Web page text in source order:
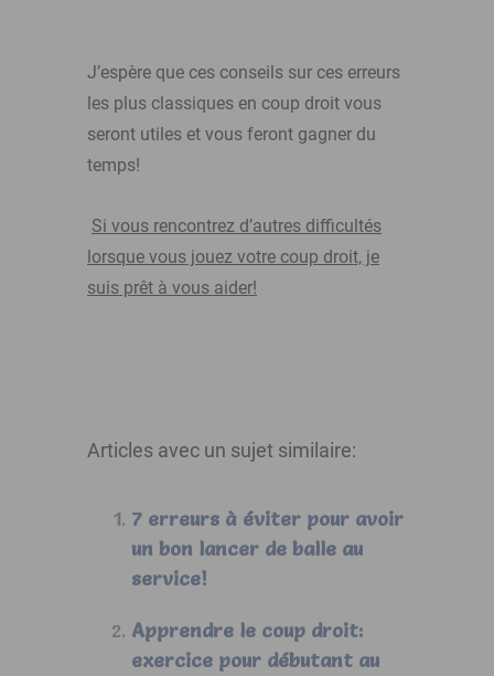
J’espère que ces conseils sur ces erreurs
les plus classiques en coup droit vous
seront utiles et vous feront gagner du
temps!
Si vous rencontrez d’autres difficultés
lorsque vous jouez votre coup droit, je
suis prêt à vous aider!
Articles avec un sujet similaire:
7 erreurs à éviter pour avoir
un bon lancer de balle au
service!
Apprendre le coup droit:
exercice pour débutant au